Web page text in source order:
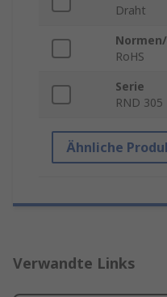
Draht
RoHS
Serie
RND 305
Ähnliche
Verwandte Links